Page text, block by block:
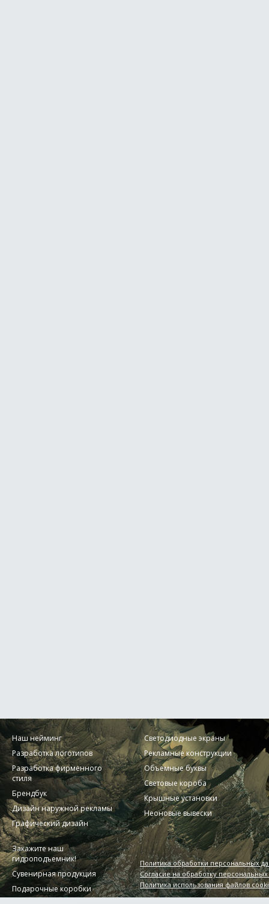
Наш нейминг
Разработка логотипов
Разработка фирменного
стиля
Брендбук
Дизайн наружной рекламы
Графический дизайн
Светодиодные экраны
Рекламные конструкции
Объемные буквы
Световые короба
Крышные установки
Неоновые вывески
Закажите наш
гидроподъемник!
Сувенирная продукция
Подарочные коробки
Политика обработки персональных
Согласие на обработку
Политика использования файлов